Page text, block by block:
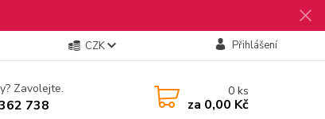
CZK Přihlášení
Zavolejte.
738
0ks
za 0,00 Kč